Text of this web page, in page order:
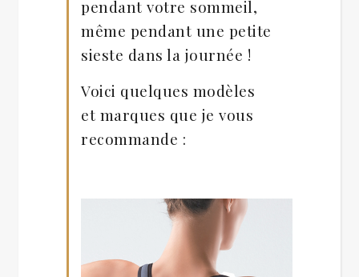
pendant votre sommeil,
même pendant une petite
sieste dans la journée !
Voici quelques modèles
et marques que je vous
recommande :